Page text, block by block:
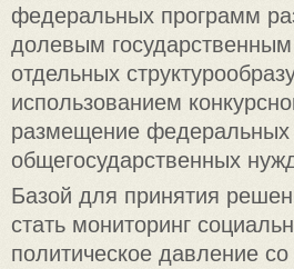
федеральных программ
долевым
отдельных
использованием
размещение федеральных
общегосударственных
Базой для принятия
стать мониторинг
политическое давление